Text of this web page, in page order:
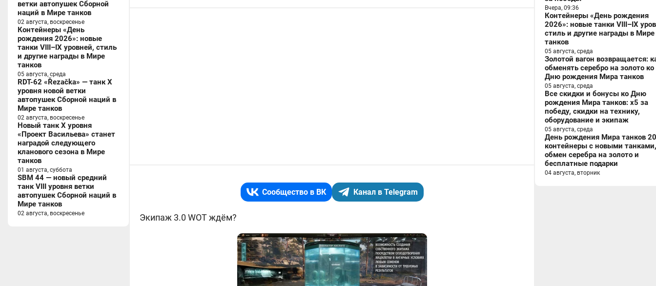
ветки автопушек Сборной
наций в Мире танков
02 августа, воскресенье
Контейнеры «День
рождения 2026»: новые
танки VIII–IX уровней, стиль
и другие награды в Мире
танков
05 августа, среда
RDT-62 «Řezačka» — танк X
уровня новой ветки
автопушек Сборной наций в
Мире танков
02 августа, воскресенье
Новый танк X уровня
«Проект Васильева» станет
наградой следующего
кланового сезона в Мире
танков
01 августа, суббота
SBM 44 — новый средний
танк VIII уровня ветки
автопушек Сборной наций в
Мире танков
02 августа, воскресенье
Сообщество в ВК Канал в Telegram
Экипаж 3.0 WOT ждём?
Вчера, 09:36
Контейнеры «День рождения
2026»: новые танки VIII–IX
стиль и другие награды в Мире
танков
05 августа, среда
Золотой вагон возвращается:
обменять серебро на золото ко
Дню рождения Мира танков
05 августа, среда
Все скидки и бонусы ко Дню
рождения Мира танков: x5 за
победу, скидки на технику,
оборудование и экипаж
05 августа, среда
День рождения Мира танков
контейнеры с новыми танками,
обмен серебра на золото и
бесплатные подарки
04 августа, вторник